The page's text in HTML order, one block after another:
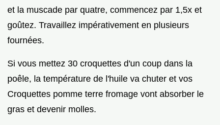
et la muscade par quatre, commencez par 1,5x et
goûtez. Travaillez impérativement en plusieurs
fournées.
Si vous mettez 30 croquettes d'un coup dans la
poêle, la température de l'huile va chuter et vos
Croquettes pomme terre fromage vont absorber le
gras et devenir molles.